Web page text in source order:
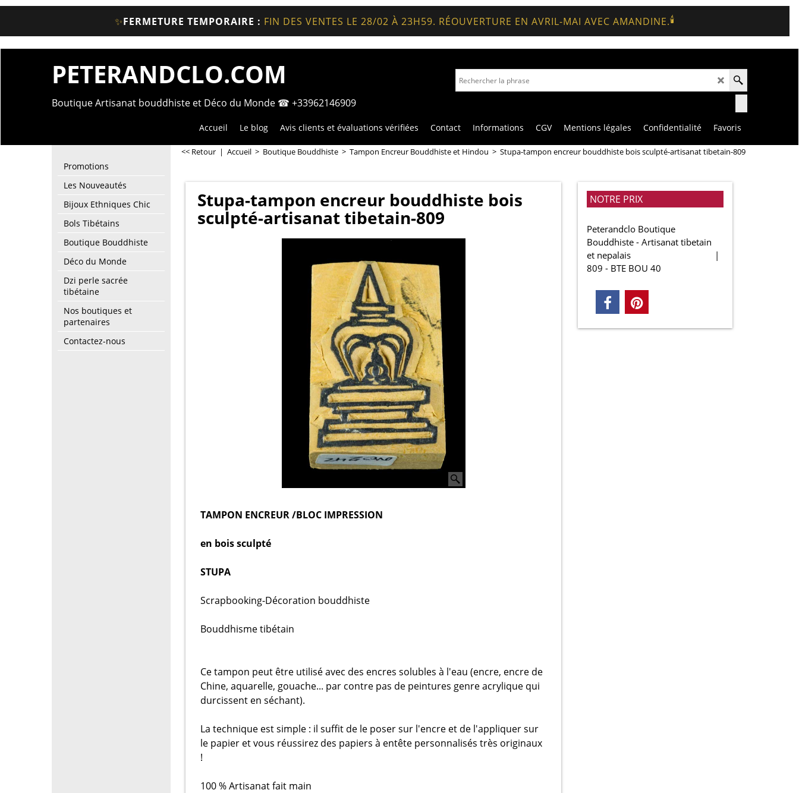
✨FERMETURE TEMPORAIRE : FIN DES VENTES LE 28/02 À 23H59. RÉOUVERTURE EN AVRIL-MAI AVEC AMANDINE.🕯️
PETERANDCLO.COM
Boutique Artisanat bouddhiste et Déco du Monde ☎ +33962146909
Accueil Le blog Avis clients et évaluations vérifiées Contact Informations CGV Mentions légales Confidentialité Favoris
Promotions
Les Nouveautés
Bijoux Ethniques Chic
Bols Tibétains
Boutique Bouddhiste
Déco du Monde
Dzi perle sacrée
tibétaine
Nos boutiques et
partenaires
Contactez-nous
<< Retour | Accueil > Boutique Bouddhiste > Tampon Encreur Bouddhiste et Hindou > Stupa-tampon encreur bouddhiste bois sculpté-artisanat tibetain-809
Stupa-tampon encreur bouddhiste bois
sculpté-artisanat tibetain-809
TAMPON ENCREUR /BLOC IMPRESSION
en bois sculpté
STUPA
Scrapbooking-Décoration bouddhiste
Bouddhisme tibétain
Ce tampon peut être utilisé avec des encres solubles à l'eau (encre, encre de
Chine, aquarelle, gouache... par contre pas de peintures genre acrylique qui
durcissent en séchant).
La technique est simple : il suffit de le poser sur l'encre et de l'appliquer sur
le papier et vous réussirez des papiers à entête personnalisés très originaux
!
100 % Artisanat fait main
NOTRE PRIX
Peterandclo Boutique
Bouddhiste - Artisanat tibetain
et nepalais
809 - BTE BOU 40